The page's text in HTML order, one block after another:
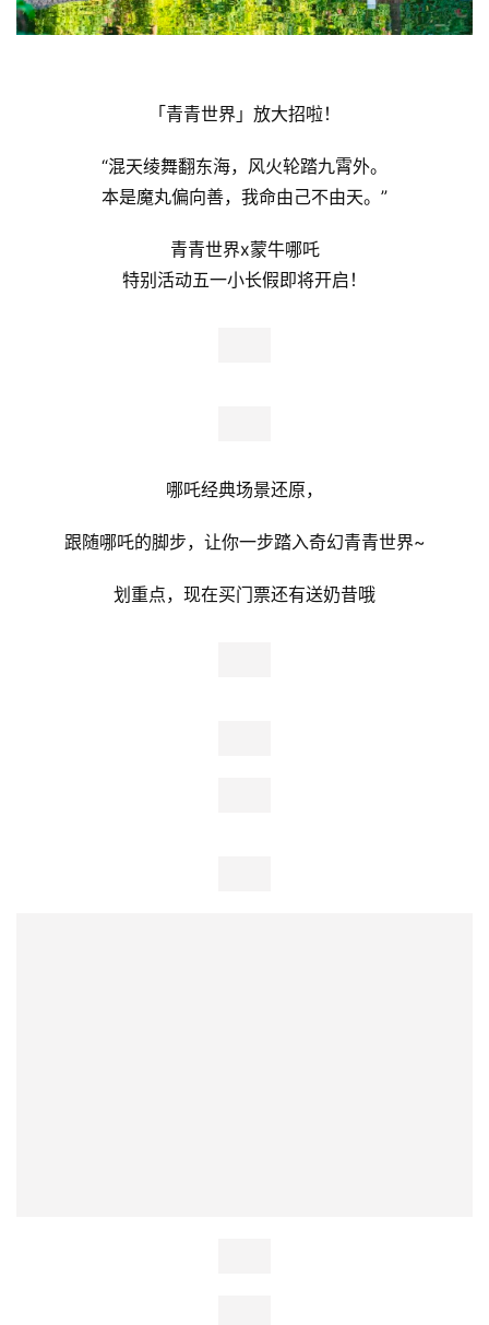
「青青世界」放大招啦！
“混天绫舞翻东海，风火轮踏九霄外。
本是魔丸偏向善，我命由己不由天。”
青青世界x蒙牛哪吒
特别活动五一小长假即将开启！
哪吒经典场景还原，
跟随哪吒的脚步，让你一步踏入奇幻青青世界~
划重点，现在买门票还有送奶昔哦